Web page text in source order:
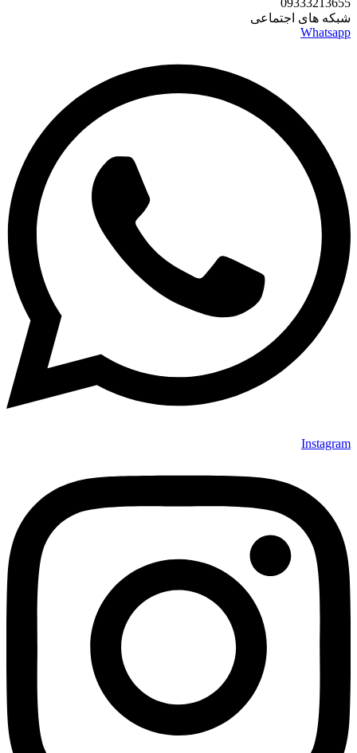
09333213655
شبکه های اجتماعی
Whatsapp
Instagram